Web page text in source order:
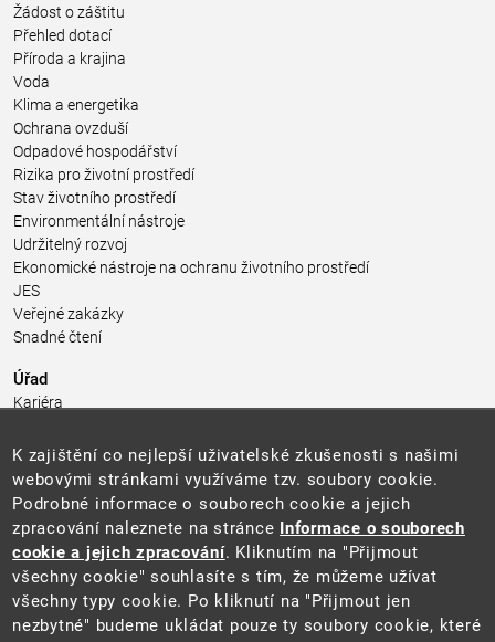
Žádost o záštitu
Přehled dotací
Příroda a krajina
Voda
Klima a energetika
Ochrana ovzduší
Odpadové hospodářství
Rizika pro životní prostředí
Stav životního prostředí
Environmentální nástroje
Udržitelný rozvoj
Ekonomické nástroje na ochranu životního prostředí
JES
Veřejné zakázky
Snadné čtení
Úřad
Kariéra
Pro média a veřejnost
Povinně zveřejňované informace
Kontakty
Přistupnost budovy úřadu MŽP
(PDF, 204 kB)
Web
Aktuality
Ochrana osobních údajů
Prohlášení o přístupnosti
K zajištění co nejlepší uživatelské zkušenosti s našimi
webovými stránkami využíváme tzv. soubory cookie.
Podrobné informace o souborech cookie a jejich
zpracování naleznete na stránce Informace o souborech
cookie a jejich zpracování. Kliknutím na "Přijmout
všechny cookie" souhlasíte s tím, že můžeme užívat
všechny typy cookie. Po kliknutí na "Přijmout jen
nezbytné" budeme ukládat pouze ty soubory cookie, které